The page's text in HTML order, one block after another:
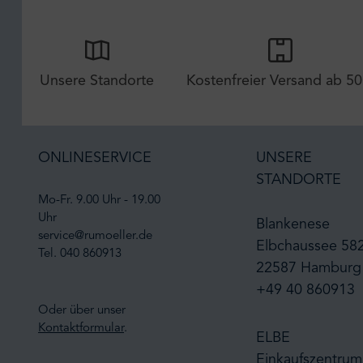
Unsere Standorte Kostenfreier Versand ab
ONLINESERVICE
Mo-Fr. 9.00 Uhr - 19.00
Uhr
service@rumoeller.de
Tel. 040 860913
Oder über unser
Kontaktformular.
UNSERE
STANDORTE
Blankenese
Elbchaussee
22587 Hamburg
+49 40 860913
ELBE
Einkaufszentrum